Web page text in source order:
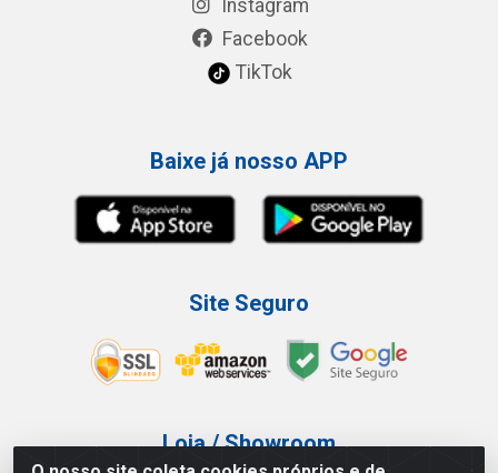
Instagram
Facebook
TikTok
Baixe já nosso APP
Site Seguro
Loja / Showroom